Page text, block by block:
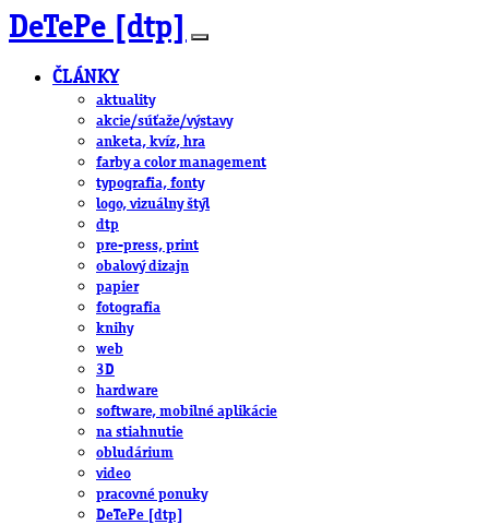
DeTePe [dtp]
ČLÁNKY
aktuality
akcie/súťaže/výstavy
anketa, kvíz, hra
farby a color management
typografia, fonty
logo, vizuálny štýl
dtp
pre-press, print
obalový dizajn
papier
fotografia
knihy
web
3D
hardware
software, mobilné aplikácie
na stiahnutie
obludárium
video
pracovné ponuky
DeTePe [dtp]